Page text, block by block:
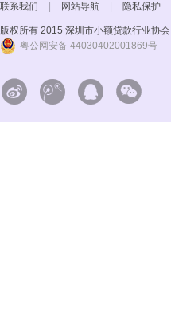
联系我们 网站导航 隐私保护
版权所有 2015 深圳市小额贷款行业协会
粤公网安备 44030402001869号
   